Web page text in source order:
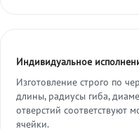
Индивидуальное
Изготовление строго по
длины, радиусы гиба,
отверстий соответствуют
ячейки.